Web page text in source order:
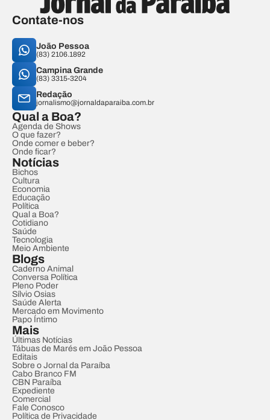
Contate-nos
João Pessoa
(83) 2106.1892
Campina Grande
(83) 3315-3204
Redação
jornalismo@jornaldaparaiba.com.br
Qual a Boa?
Agenda de Shows
O que fazer?
Onde comer e beber?
Onde ficar?
Notícias
Bichos
Cultura
Economia
Educação
Política
Qual a Boa?
Cotidiano
Saúde
Tecnologia
Meio Ambiente
Blogs
Caderno Animal
Conversa Política
Pleno Poder
Sílvio Osias
Saúde Alerta
Mercado em Movimento
Papo Íntimo
Mais
Últimas Notícias
Tábuas de Marés em João Pessoa
Editais
Sobre o Jornal da Paraíba
Cabo Branco FM
CBN Paraíba
Expediente
Comercial
Fale Conosco
Política de Privacidade